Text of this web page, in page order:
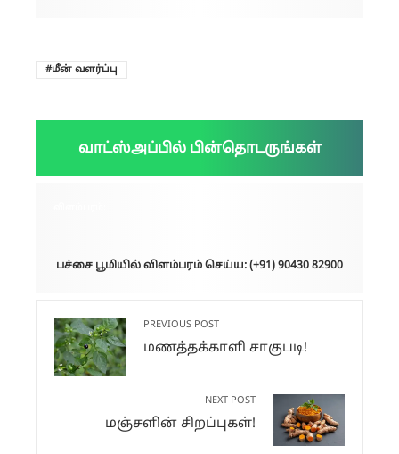
மீன் வளர்ப்பு
வாட்ஸ்அப்பில் பின்தொடருங்கள்
பச்சை பூமியில் விளம்பரம் செய்ய: (+91) 90430 82900
PREVIOUS POST
மணத்தக்காளி சாகுபடி!
NEXT POST
மஞ்சளின் சிறப்புகள்!